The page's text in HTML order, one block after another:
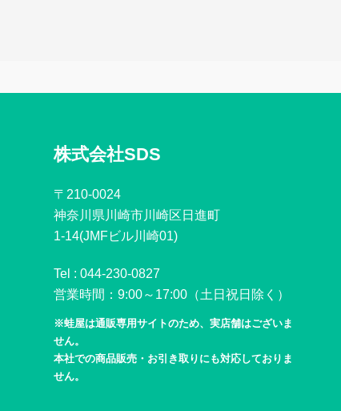
株式会社SDS
〒210-0024
神奈川県川崎市川崎区日進町
1-14(JMFビル川崎01)
Tel :044-230-0827
営業時間：9:00～17:00（土日祝日除く）
※蛙屋は通販専用サイトのため、実店舗はございま
せん。
本社での商品販売・お引き取りにも対応しておりま
せん。